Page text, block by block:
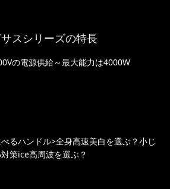
スシリーズの特長
の電源供給～最大能力は4000W
るハンドル>全身高速美白を選ぶ？小じ
策ice高周波を選ぶ？